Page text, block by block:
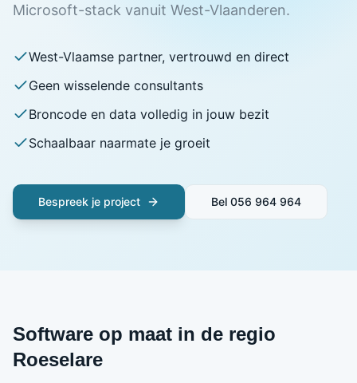
Microsoft-stack vanuit West-Vlaanderen.
West-Vlaamse partner, vertrouwd en direct
Geen wisselende consultants
Broncode en data volledig in jouw bezit
Schaalbaar naarmate je groeit
Bespreek je project Bel 056 964 964
Software op maat in de regio
Roeselare